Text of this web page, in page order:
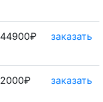
44900₽ заказать
2000₽ заказать